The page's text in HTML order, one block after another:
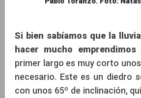
Si bien sabíamos que la
hacer mucho emprendimos
primer largo es muy corto
necesario. Este es un diedro
con unos 65º de inclinación,